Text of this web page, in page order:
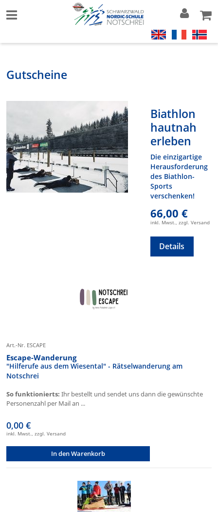
Gutscheine
Biathlon
hautnah
erleben
Die einzigartige
Herausforderung
des Biathlon-
Sports
verschenken!
66,00 €
inkl. Mwst., zzgl. Versand
Details
Art.-Nr. ESCAPE
Escape-Wanderung
"Hilferufe aus dem Wiesental" - Rätselwanderung am
Notschrei
So funktionierts: Ihr bestellt und sendet uns dann die gewünschte
Personenzahl per Mail an ...
0,00 €
inkl. Mwst., zzgl. Versand
In den Warenkorb